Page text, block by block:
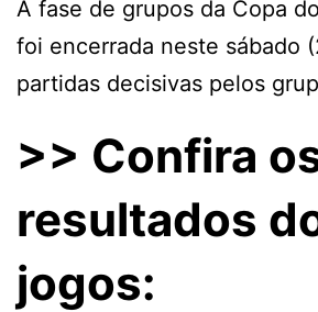
A fase de grupos da Copa
foi encerrada neste sábado
partidas decisivas pelos
>> Confira
resultados
jogos: